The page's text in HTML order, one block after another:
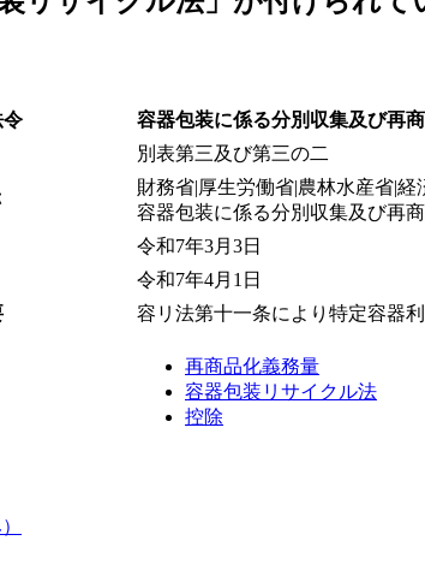
容器包装に係る分別収集及び再
別表第三及び第三の二
財務省|厚生労働省|農林水産省|
容器包装に係る分別収集及び再
令和7年3月3日
令和7年4月1日
容リ法第十一条により特定容器
再商品化義務量
容器包装リサイクル法
控除